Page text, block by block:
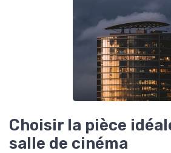
Choisir la pièce
salle de cinéma